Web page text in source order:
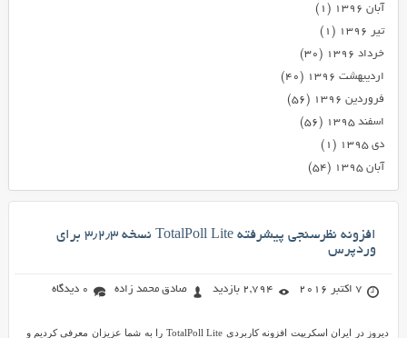
آبان ۱۳۹۶
(۱)
تیر ۱۳۹۶
(۱)
خرداد ۱۳۹۶
(۳۰)
اردیبهشت ۱۳۹۶
(۴۰)
فروردین ۱۳۹۶
(۵۶)
اسفند ۱۳۹۵
(۵۶)
دی ۱۳۹۵
(۱)
آبان ۱۳۹۵
(۵۴)
افزونه نظرسنجی پیشرفته TotalPoll Lite نسخه ۳٫۲٫۳ برای
وردپرس
7 اکتبر 2016 2,794 بازدید صادق محمد زاده 0 دیدگاه
دیروز در ایران اسکریپت افزونه کاربردی TotalPoll Lite را به شما عزیزان معرفی کردیم و